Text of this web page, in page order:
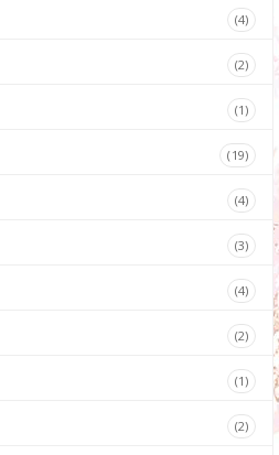
(4)
(2)
(1)
(19)
(4)
(3)
(4)
(2)
(1)
(2)